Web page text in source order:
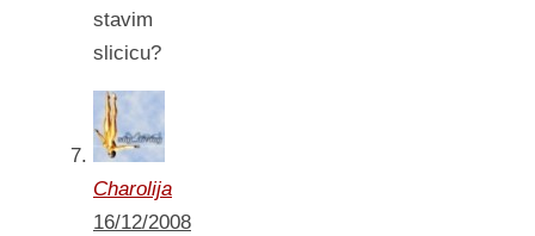
stavim
slicicu?
Charolija
16/12/2008